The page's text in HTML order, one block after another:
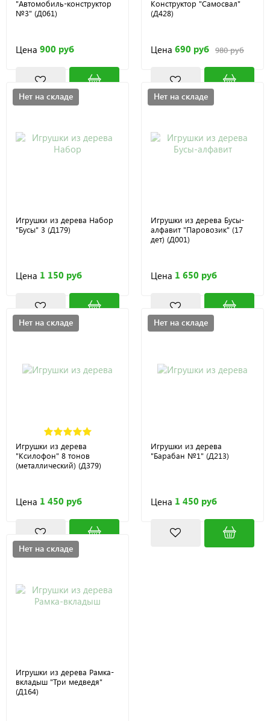
"Автомобиль-конструктор
№3" (Д061)
Цена 900 руб
Конструктор "Самосвал"
(Д428)
Цена 690 руб 980 руб
Нет на складе
Игрушки из дерева Набор
"Бусы" 3 (Д179)
Цена 1 150 руб
Нет на складе
Игрушки из дерева Бусы-
алфавит "Паровозик" (17
дет) (Д001)
Цена 1 650 руб
Нет на складе
Игрушки из дерева
"Ксилофон" 8 тонов
(металлический) (Д379)
Цена 1 450 руб
Нет на складе
Игрушки из дерева
"Барабан №1" (Д213)
Цена 1 450 руб
Нет на складе
Игрушки из дерева Рамка-
вкладыш "Три медведя"
(Д164)